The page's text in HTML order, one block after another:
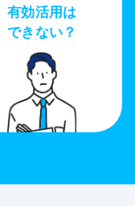
有効活用は
できない？